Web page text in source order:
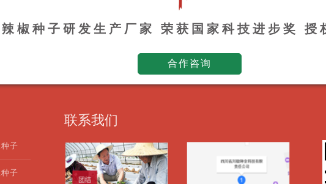
椒种子研发生产厂家 荣获国家科技进步奖 授
合作咨询
子
子
联系我们